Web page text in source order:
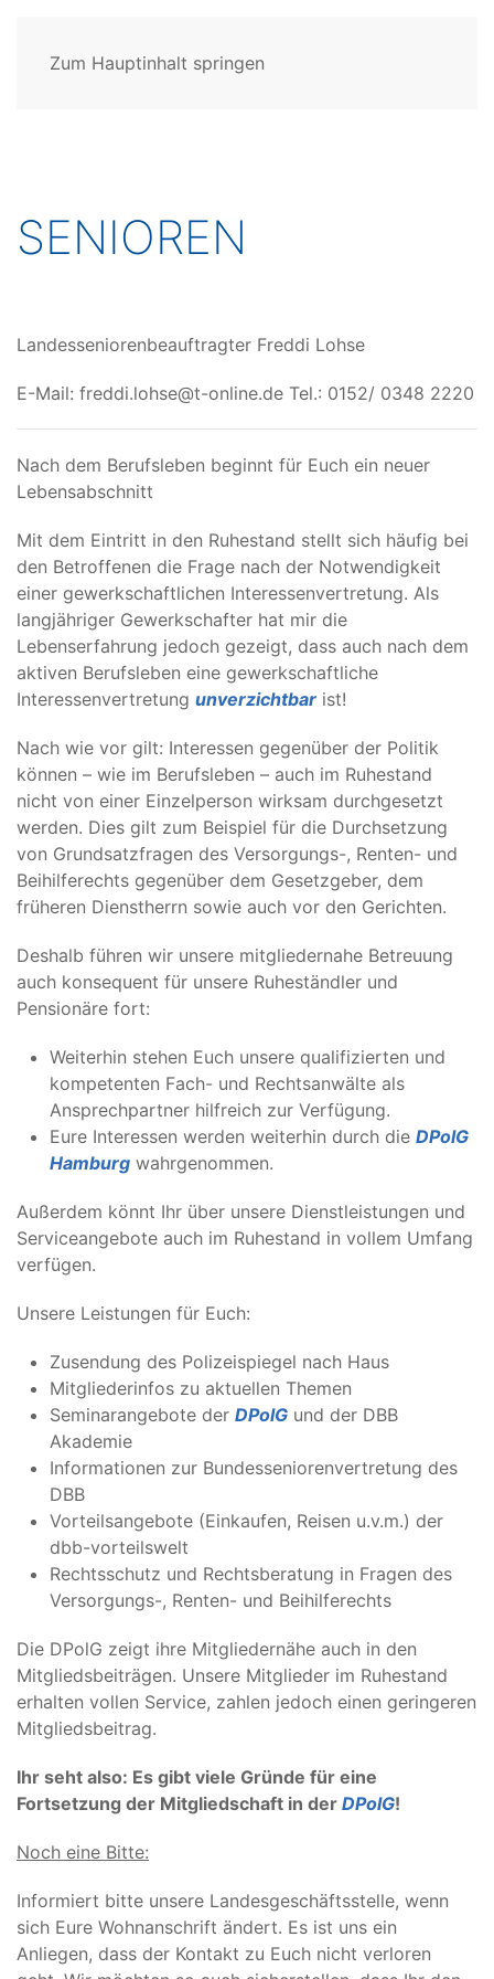
Zum Hauptinhalt springen
SENIOREN
Landesseniorenbeauftragter Freddi Lohse
E-Mail: freddi.lohse@t-online.de Tel.: 0152/ 0348 2220
Nach dem Berufsleben beginnt für Euch ein neuer
Lebensabschnitt
Mit dem Eintritt in den Ruhestand stellt sich häufig bei
den Betroffenen die Frage nach der Notwendigkeit
einer gewerkschaftlichen Interessenvertretung. Als
langjähriger Gewerkschafter hat mir die
Lebenserfahrung jedoch gezeigt, dass auch nach dem
aktiven Berufsleben eine gewerkschaftliche
Interessenvertretung unverzichtbar ist!
Nach wie vor gilt: Interessen gegenüber der Politik
können – wie im Berufsleben – auch im Ruhestand
nicht von einer Einzelperson wirksam durchgesetzt
werden. Dies gilt zum Beispiel für die Durchsetzung
von Grundsatzfragen des Versorgungs-, Renten- und
Beihilferechts gegenüber dem Gesetzgeber, dem
früheren Dienstherrn sowie auch vor den Gerichten.
Deshalb führen wir unsere mitgliedernahe Betreuung
auch konsequent für unsere Ruheständler und
Pensionäre fort:
Weiterhin stehen Euch unsere qualifizierten und
kompetenten Fach- und Rechtsanwälte als
Ansprechpartner hilfreich zur Verfügung.
Eure Interessen werden weiterhin durch die DPolG
Hamburg wahrgenommen.
Außerdem könnt Ihr über unsere Dienstleistungen und
Serviceangebote auch im Ruhestand in vollem Umfang
verfügen.
Unsere Leistungen für Euch:
Zusendung des Polizeispiegel nach Haus
Mitgliederinfos zu aktuellen Themen
Seminarangebote der DPolG und der DBB
Akademie
Informationen zur Bundesseniorenvertretung des
DBB
Vorteilsangebote (Einkaufen, Reisen u.v.m.) der
dbb-vorteilswelt
Rechtsschutz und Rechtsberatung in Fragen des
Versorgungs-, Renten- und Beihilferechts
Die DPolG zeigt ihre Mitgliedernähe auch in den
Mitgliedsbeiträgen. Unsere Mitglieder im Ruhestand
erhalten vollen Service, zahlen jedoch einen geringeren
Mitgliedsbeitrag.
Ihr seht also: Es gibt viele Gründe für eine
Fortsetzung der Mitgliedschaft in der DPolG!
Noch eine Bitte:
Informiert bitte unsere Landesgeschäftsstelle, wenn
sich Eure Wohnanschrift ändert. Es ist uns ein
Anliegen, dass der Kontakt zu Euch nicht verloren